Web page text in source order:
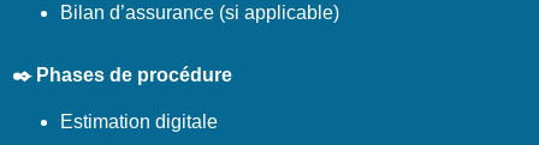
Bilan d’assurance (si applicable)
✒️ Phases de procédure
Estimation digitale